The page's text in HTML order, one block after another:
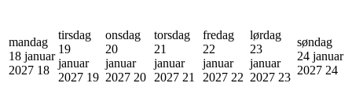
mandag
18 januar
2027 18
tirsdag
19
januar
2027 19
onsdag
20
januar
2027 20
torsdag
21
januar
2027 21
fredag
22
januar
2027 22
lørdag
23
januar
2027 23
søndag
24 januar
2027 24